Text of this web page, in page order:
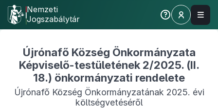
Nemzeti
Jogszabálytár
Újrónafő Község Önkormányzata
Képviselő-testületének 2/2025. (II.
18.) önkormányzati rendelete
Újrónafő Község Önkormányzatának 2025. évi
költségvetéséről